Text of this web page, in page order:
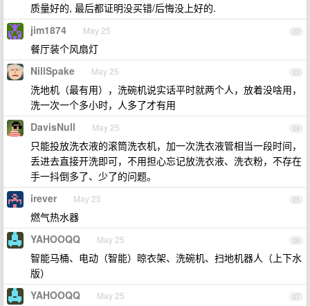
质量好的, 最后都证明没买错/后悔没上好的.
22
jim1874 May 25
餐厅装个风扇灯
23
NillSpake May 25
洗地机（最有用），洗碗机说实话平时就两个人，放着没啥用，
洗一次一个多小时，人多了才有用
24
DavisNull May 25
只能投放洗衣液的滚筒洗衣机，加一次洗衣液管相当一段时间，
丢进去直接开洗即可，不用担心忘记放洗衣液、洗衣粉，不存在
手一抖倒多了、少了的问题。
25
irever May 25
燃气热水器
26
YAHOOQQ May 25
智能马桶、电动（智能）晾衣架、洗碗机、扫地机器人（上下水
版）
27
YAHOOQQ May 25